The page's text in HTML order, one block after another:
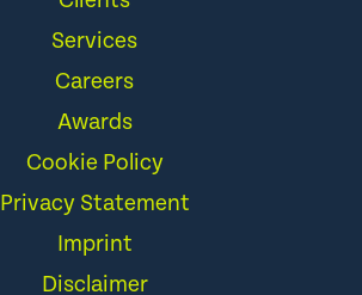
Services
Careers
Awards
Cookie Policy
Privacy Statement
Imprint
Disclaimer